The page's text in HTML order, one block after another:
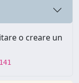
o creare un